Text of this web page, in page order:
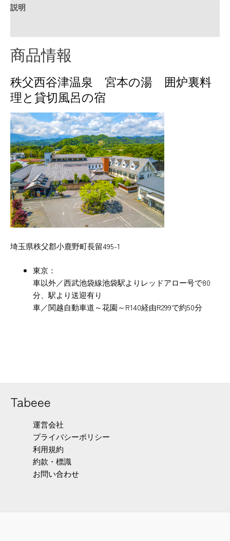
説明
商品情報
秩父西谷津温泉 宮本の湯 囲炉裏料
理と貸切風呂の宿
埼玉県秩父郡小鹿野町長留495-1
東京：
車以外／西武池袋線池袋駅よりレッドアロー号で80
分、駅より送迎有り
車／関越自動車道～花園～R140経由R299で約50分
Tabeee
運営会社
プライバシーポリシー
利用規約
約款・標識
お問い合わせ